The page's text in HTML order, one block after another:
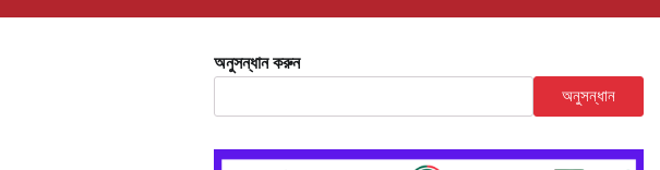
অনুসন্ধান করুন
অনুসন্ধান